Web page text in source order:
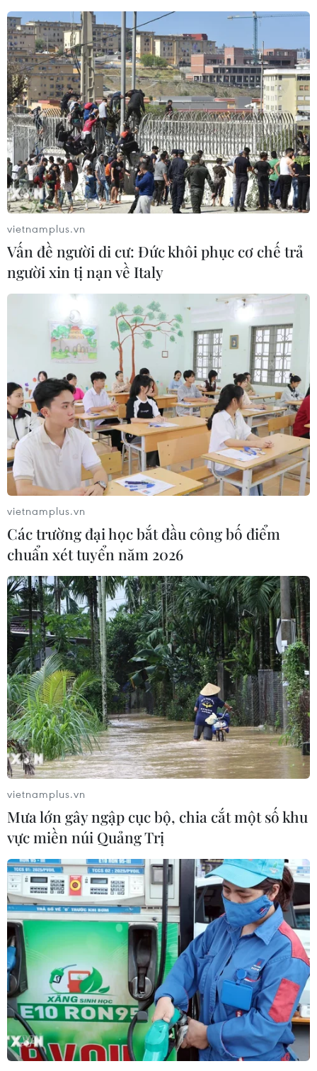
TIN CÙNG CHUYÊN MỤC
Thêm dư địa dòng tiền cho doanh
nghiệp nhỏ và vừa từ chính sách
thuế
09/08/2026 14:15
Những giấc mơ bay cất cánh từ
Vietjet
09/08/2026 09:11
vietnamplus.vn
Vấn đề người di cư: Đức khôi phục cơ chế trả
người xin tị nạn về Italy
vietnamplus.vn
Các trường đại học bắt đầu công bố điểm
chuẩn xét tuyển năm 2026
vietnamplus.vn
Mưa lớn gây ngập cục bộ, chia cắt một số khu
vực miền núi Quảng Trị